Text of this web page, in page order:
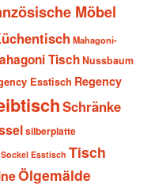
Möbel
Mahagoni-
TischNussbaum
Esstisch Regency
Schränke
silberplatte
Sockel Esstisch Tisch
Ölgemälde